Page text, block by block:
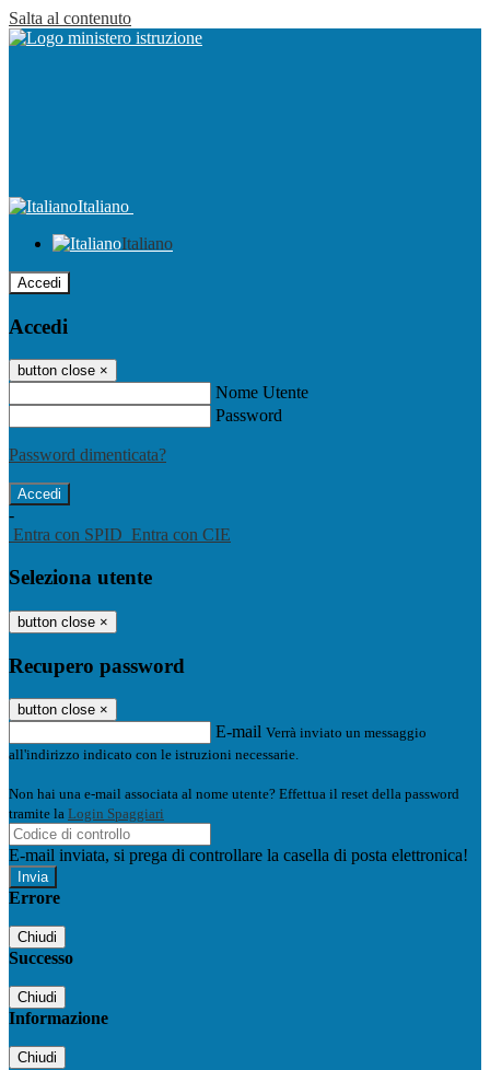
Salta al contenuto
Italiano
Italiano
Accedi
Accedi
button close ×
Nome Utente
Password
Password dimenticata?
-
Entra con SPID Entra con CIE
Seleziona utente
button close ×
Recupero password
button close ×
E-mail Verrà inviato un messaggio
all'indirizzo indicato con le istruzioni necessarie.
Non hai una e-mail associata al nome utente? Effettua il reset della password
tramite la Login Spaggiari
E-mail inviata, si prega di controllare la casella di posta elettronica!
Errore
Chiudi
Successo
Chiudi
Informazione
Chiudi